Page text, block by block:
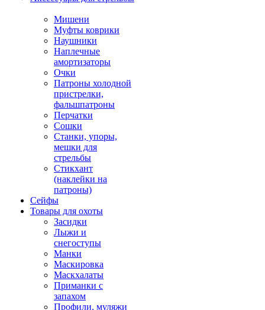
Мишени
Муфты коврики
Наушники
Наплечные
амортизаторы
Очки
Патроны холодной
пристрелки,
фальшпатроны
Перчатки
Сошки
Станки, упоры,
мешки для
стрельбы
Стикхант
(наклейки на
патроны)
Сейфы
Товары для охоты
Засидки
Лыжи и
снегоступы
Манки
Маскировка
Маскхалаты
Приманки с
запахом
Профили, муляжи